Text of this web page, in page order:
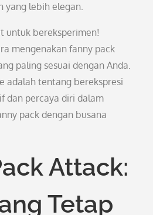
yang lebih elegan.
untuk bereksperimen!
mengenakan fanny pack
paling sesuai dengan Anda.
adalah tentang berekspresi
dan percaya diri dalam
pack dengan busana
Attack:
Tetap